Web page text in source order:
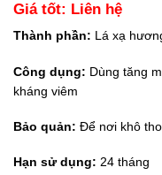
Giá tốt: Liên hệ
Thành phần: Lá xạ
Công dụng: Dùng tăng
kháng viêm
Bảo quản: Để nơi khô
Hạn sử dụng: 24 tháng